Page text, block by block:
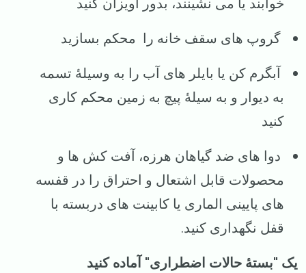
خوابند یا می نشینند، بدور آویزان کنید
گروپ های سقف خانه را محکم بسازید
آبگرم کن یا بایلر های آب را به وسیلهٔ تسمه
به دیوار و به سیلهٔ پیچ به زمین محکم کاری
کنید
دوا های ضد گیاهان هرزه، آفت کش ها و
محصولات قابل اشتعال و احتراق را در قفسه
های پایینی الماری یا کابینت های دربسته با
قفل نگهداری کنید.
یک "بستهٔ حالات اضطراری" آماده کنید